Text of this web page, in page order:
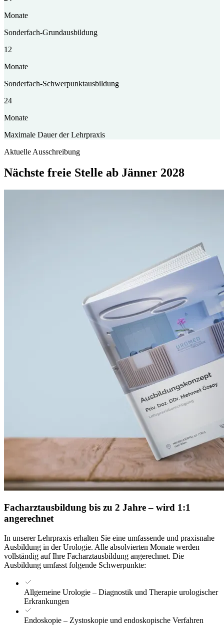
Monate
Sonderfach-Grundausbildung
12
Monate
Sonderfach-Schwerpunktausbildung
24
Monate
Maximale Dauer der Lehrpraxis
Aktuelle Ausschreibung
Nächste freie Stelle ab Jänner 2028
Facharztausbildung bis zu 2 Jahre – wird 1:1
angerechnet
In unserer Lehrpraxis erhalten Sie eine umfassende und praxisnahe
Ausbildung in der Urologie. Alle absolvierten Monate werden
vollständig auf Ihre Facharztausbildung angerechnet. Die
Ausbildung umfasst folgende Schwerpunkte:
Allgemeine Urologie – Diagnostik und Therapie urologischer
Erkrankungen
Endoskopie – Zystoskopie und endoskopische Verfahren